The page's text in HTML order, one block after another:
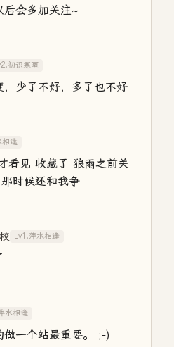
后会多加关注~
初识寒暄
，少了不好，多了也不好
相逢
看见 收藏了 狼雨之前关
时候还和我争
Lv1.萍水相逢
水相逢
做一个站最重要。 ;-)